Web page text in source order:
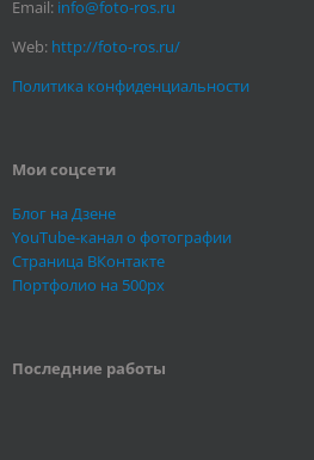
Email: info@foto-ros.ru
Web: http://foto-ros.ru/
Политика конфиденциальности
Мои соцсети
Блог на Дзене
YouTube-канал о фотографии
Страница ВКонтакте
Портфолио на 500px
Последние работы